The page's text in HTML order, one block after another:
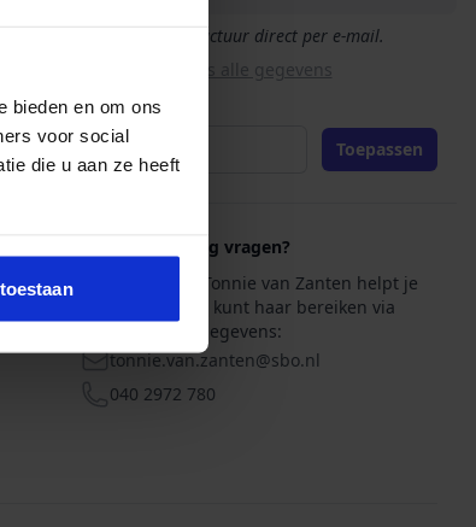
bieden en om ons
voor social
die u aan ze heeft
Je ontvangt de factuur direct per e-mail.
Wis alle gegevens
Promotiecode
Toepassen
Heb je nog vragen?
Onze adviseur Tonnie van Zanten helpt je
graag verder. Je kunt haar bereiken via
onderstaande gegevens:
E-mailtonnie.van.zanten@sbo.nl
Telefoon
040 2972 780